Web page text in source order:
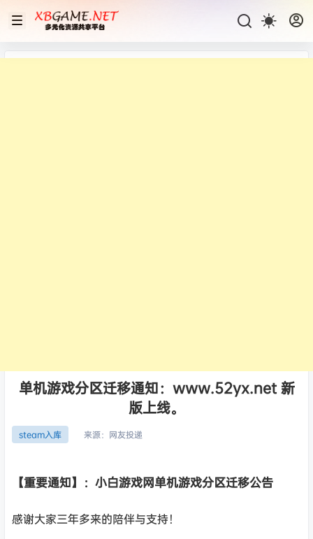
单机游戏分区迁移通知：www.52yx.net 新
版上线。
steam入库 来源： 网友投递
【重要通知】：小白游戏网单机游戏分区迁移公告
感谢大家三年多来的陪伴与支持！